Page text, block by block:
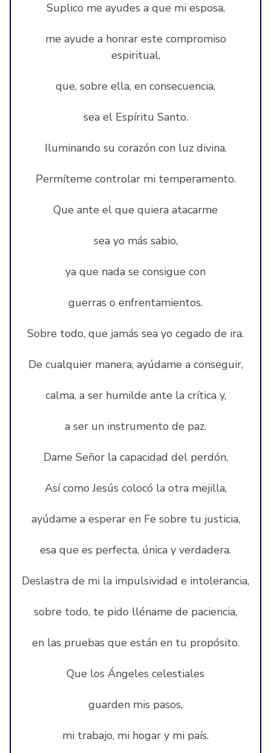
Suplico me ayudes a que mi esposa,
me ayude a honrar este compromiso
espiritual,
que, sobre ella, en consecuencia,
sea el Espíritu Santo.
Iluminando su corazón con luz divina.
Permíteme controlar mi temperamento.
Que ante el que quiera atacarme
sea yo más sabio,
ya que nada se consigue con
guerras o enfrentamientos.
Sobre todo, que jamás sea yo cegado de ira.
De cualquier manera, ayúdame a conseguir,
calma, a ser humilde ante la crítica y,
a ser un instrumento de paz.
Dame Señor la capacidad del perdón,
Así como Jesús colocó la otra mejilla,
ayúdame a esperar en Fe sobre tu justicia,
esa que es perfecta, única y verdadera.
Deslastra de mi la impulsividad e intolerancia,
sobre todo, te pido lléname de paciencia,
en las pruebas que están en tu propósito.
Que los Ángeles celestiales
guarden mis pasos,
mi trabajo, mi hogar y mi país.